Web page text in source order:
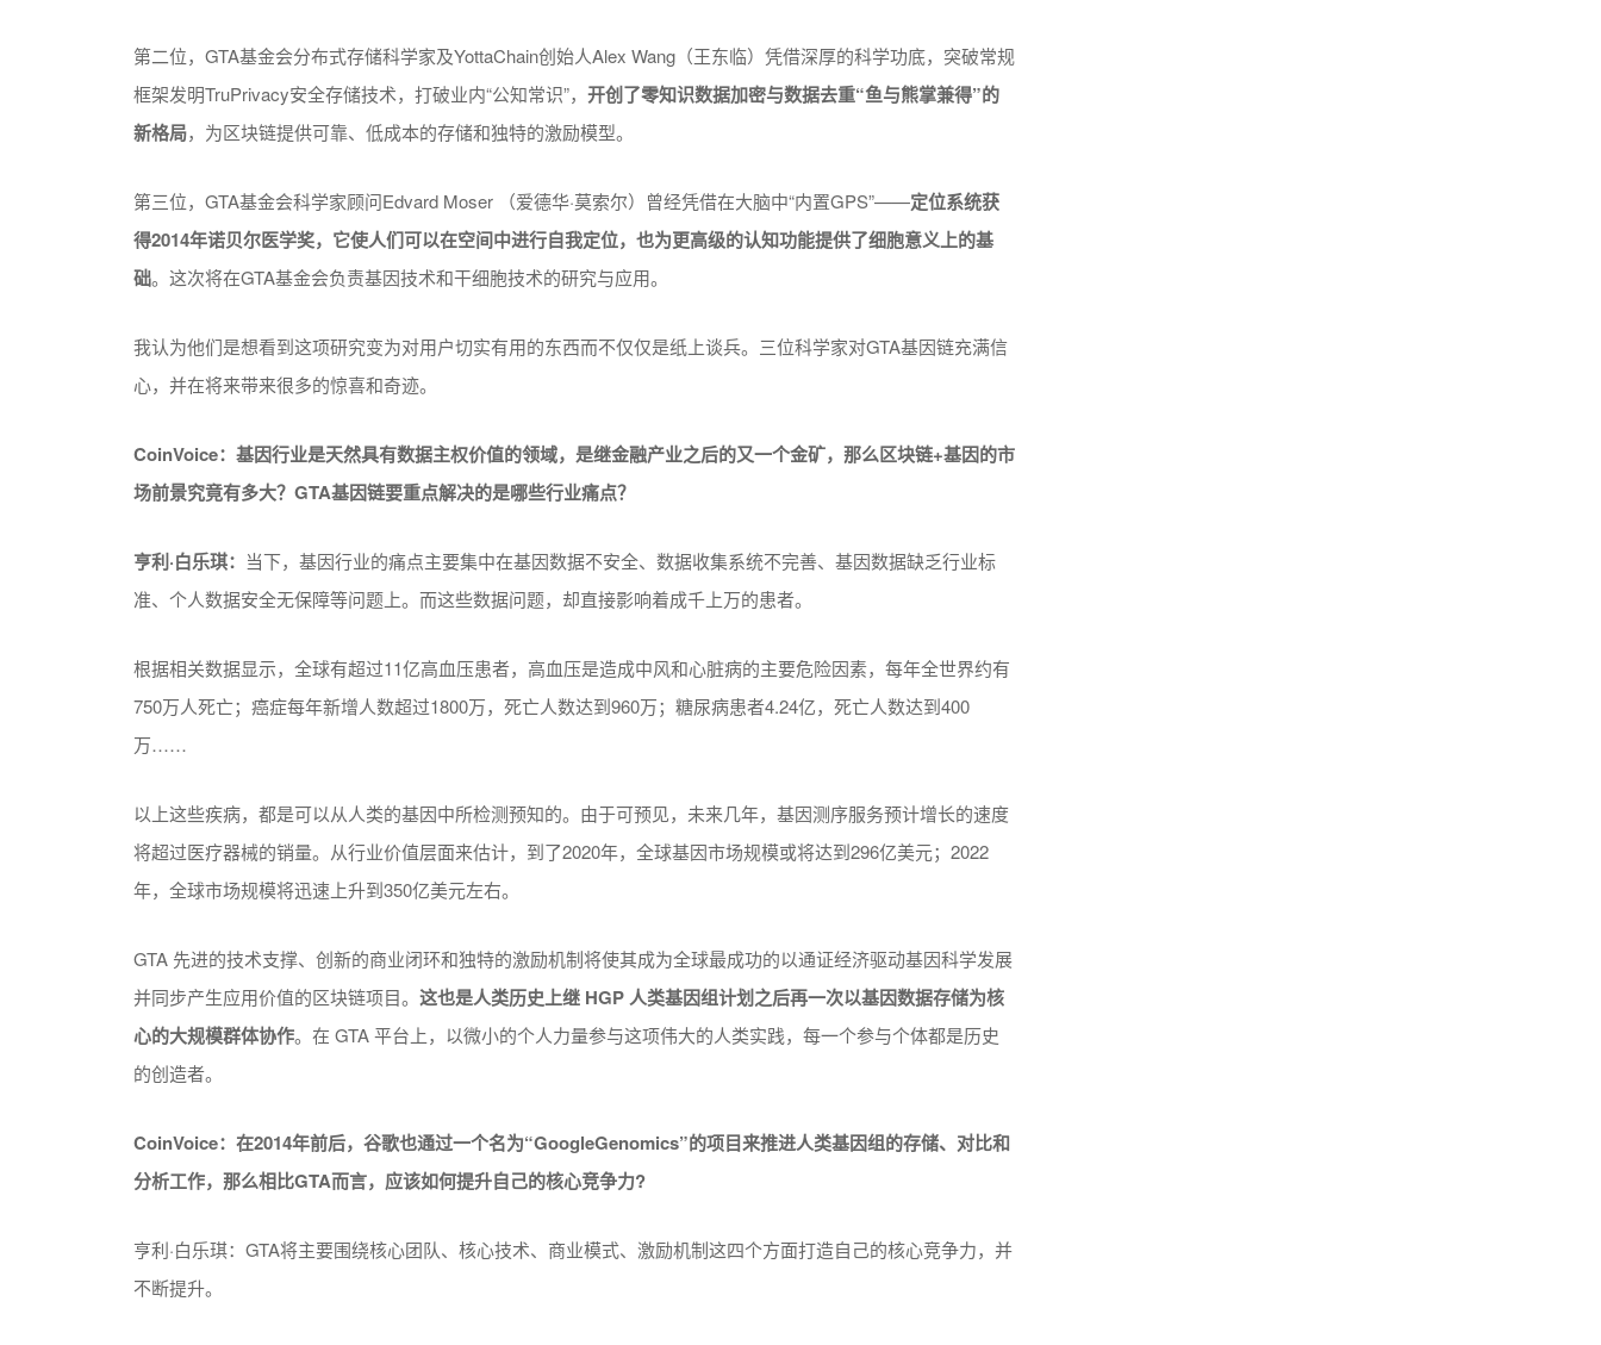
第二位，GTA基金会分布式存储科学家及YottaChain创始人Alex Wang（王东临）凭借深厚的科学功底，突破常规
框架发明TruPrivacy安全存储技术，打破业内“公知常识”， 开创了零知识数据加密与数据去重“鱼与熊掌兼得”的
新格局，为区块链提供可靠、低成本的存储和独特的激励模型。
第三位，GTA基金会科学家顾问Edvard Moser （爱德华·莫索尔）曾经凭借在大脑中“内置GPS”——定位系统获
得2014年诺贝尔医学奖，它使人们可以在空间中进行自我定位，也为更高级的认知功能提供了细胞意义上的基
础。这次将在GTA基金会负责基因技术和干细胞技术的研究与应用。
我认为他们是想看到这项研究变为对用户切实有用的东西而不仅仅是纸上谈兵。三位科学家对GTA基因链充满信
心，并在将来带来很多的惊喜和奇迹。
CoinVoice： 基因行业是天然具有数据主权价值的领域，是继金融产业之后的又一个金矿，那么区块链+基因的市
场前景究竟有多大？ GTA基因链要重点解决的是哪些行业痛点？
亨利·白乐琪： 当下，基因行业的痛点主要集中在基因数据不安全、数据收集系统不完善、基因数据缺乏行业标
准、个人数据安全无保障等问题上。而这些数据问题，却直接影响着成千上万的患者。
根据相关数据显示，全球有超过11亿高血压患者，高血压是造成中风和心脏病的主要危险因素，每年全世界约有
750万人死亡；癌症每年新增人数超过1800万，死亡人数达到960万；糖尿病患者4.24亿，死亡人数达到400
万……
以上这些疾病，都是可以从人类的基因中所检测预知的。由于可预见，未来几年，基因测序服务预计增长的速度
将超过医疗器械的销量。从行业价值层面来估计，到了2020年，全球基因市场规模或将达到296亿美元；2022
年，全球市场规模将迅速上升到350亿美元左右。
GTA 先进的技术支撑、创新的商业闭环和独特的激励机制将使其成为全球最成功的以通证经济驱动基因科学发展
并同步产生应用价值的区块链项目。 这也是人类历史上继 HGP 人类基因组计划之后再一次以基因数据存储为核
心的大规模群体协作。在 GTA 平台上，以微小的个人力量参与这项伟大的人类实践，每一个参与个体都是历史
的创造者。
CoinVoice： 在2014年前后， 谷歌也通过一个名为“GoogleGenomics”的项目来推进人类基因组的存储、对比和
分析工作，那么相比GTA而言，应该如何提升自己的核心竞争力?
亨利·白乐琪：GTA将主要围绕核心团队、核心技术、商业模式、激励机制这四个方面打造自己的核心竞争力，并
不断提升。